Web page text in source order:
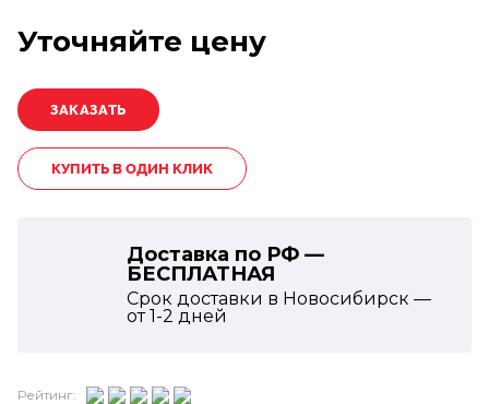
Уточняйте цену
КУПИТЬ В ОДИН КЛИК
Доставка по РФ —
БЕСПЛАТНАЯ
Срок доставки в Новосибирск —
от1-2 дней
Рейтинг: